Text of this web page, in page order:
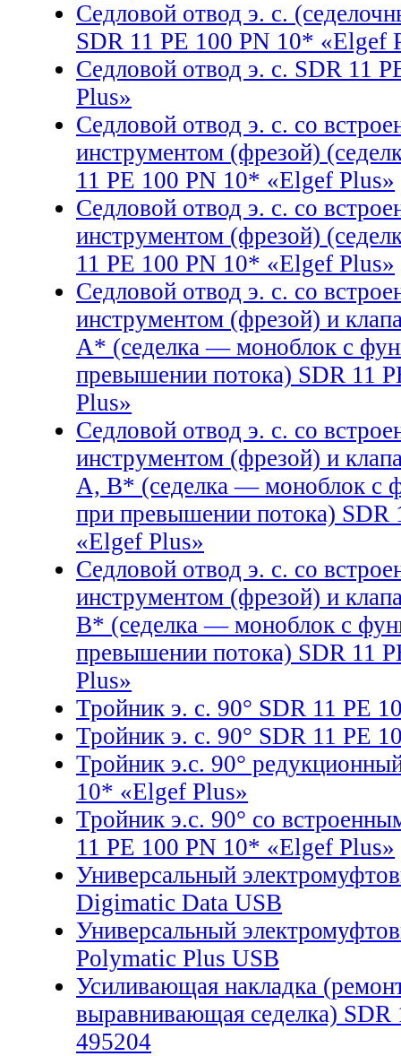
Седловой отвод э. с.
SDR 11 PE 100 PN 10* «Elgef
Седловой отвод э. с. SDR 11
Plus»
Седловой отвод э. с. со
инструментом (фрезой)
11 PE 100 PN 10* «Elgef Plus»
Седловой отвод э. с. со
инструментом (фрезой)
11 PE 100 PN 10* «Elgef Plus»
Седловой отвод э. с. со
инструментом (фрезой) и
А* (седелка — моноблок с
превышении потока) SDR 11
Plus»
Седловой отвод э. с. со
инструментом (фрезой) и
А, В* (седелка — моноблок с
при превышении потока) SDR
«Elgef Plus»
Седловой отвод э. с. со
инструментом (фрезой) и
В* (седелка — моноблок с
превышении потока) SDR 11
Plus»
Тройник э. с. 90° SDR 11 PE
Тройник э. с. 90° SDR 11 PE
Тройник э.с. 90°
10* «Elgef Plus»
Тройник э.с. 90° со
11 PE 100 PN 10* «Elgef Plus»
Универсальный
Digimatic Data USB
Универсальный
Polymatic Plus USB
Усиливающая накладка
выравнивающая седелка)
495204